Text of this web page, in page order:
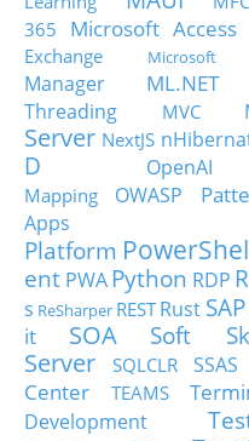
365
Microsoft Access
Exchange
Microsoft
Manager
ML.NET
Threading
MVC
Server NextJS
D
OpenAI
Mapping
OWASP
Apps
Platform
ent PWA Python RDP
s ReSharper RESTRust SAP
it
SOA Soft
Server
SQLCLR SSAS
Center
TEAMS
Development